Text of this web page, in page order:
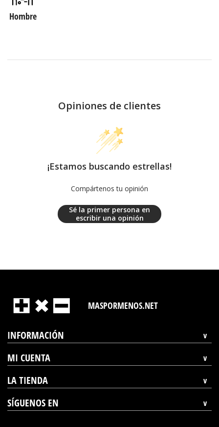
Hombre
Opiniones de clientes
¡Estamos buscando estrellas!
Compártenos tu opinión
Sé la primer persona en
escribir una opinión
MASPORMENOS.NET
INFORMACIÓN
MI CUENTA
LA TIENDA
SÍGUENOS EN